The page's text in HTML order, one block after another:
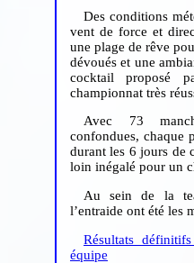
Des conditions
vent de force et
une plage de rêve
dévoués et une
cocktail proposé
championnat très
Avec 73
confondues, chaque
durant les 6 jours de
loin inégalé pour un
Au sein de la
l’entraide ont été les
Résultats
équipe